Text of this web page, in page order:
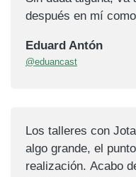
después en mí
Eduard Antón
@eduancast
Los talleres con
algo grande, el
realización. Acabo